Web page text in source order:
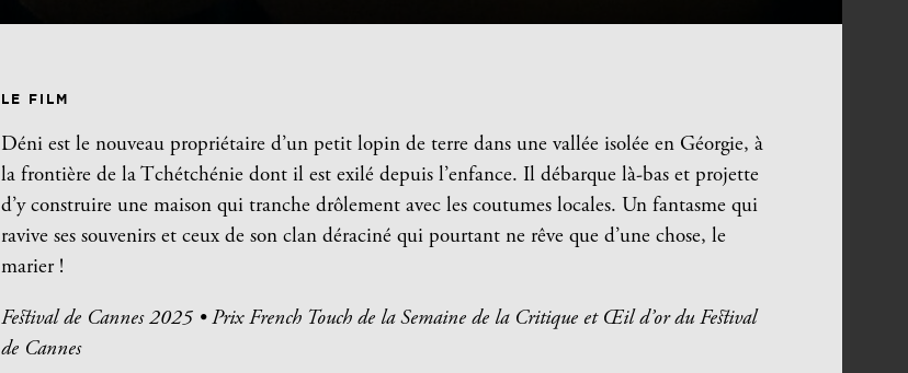
LE FILM
Déni est le nouveau propriétaire d’un petit lopin de terre dans une vallée isolée en Géorgie, à
la frontière de la Tchétchénie dont il est exilé depuis l’enfance. Il débarque là-bas et projette
d’y construire une maison qui tranche drôlement avec les coutumes locales. Un fantasme qui
ravive ses souvenirs et ceux de son clan déraciné qui pourtant ne rêve que d’une chose, le
marier !
Festival de Cannes 2025 • Prix French Touch de la Semaine de la Critique et Œil d’or du Festival
de Cannes